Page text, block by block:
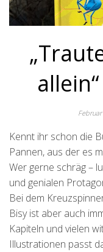
Kennt ihr schon die
Pannen, aus der es
Wer gerne schräg –
und genialen
Bei dem
Bisy ist aber auch
Kapiteln und vielen
Illustrationen passt